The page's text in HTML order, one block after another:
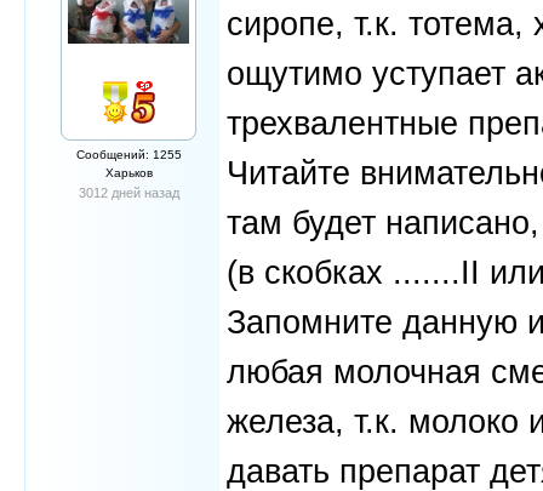
Сообщений: 1255
Харьков
3012 дней назад
сиропе, т.к. тотема,
ощутимо уступает
трехвалентные
Читайте
там будет
(в скобках .......II
Запомните данную
любая молочная
железа, т.к. молоко
давать препарат